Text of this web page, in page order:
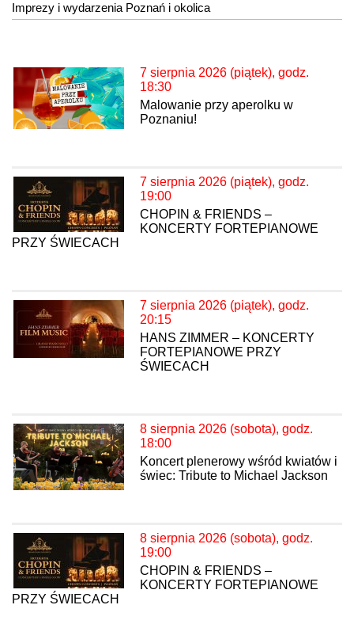
Imprezy i wydarzenia Poznań i okolica
7 sierpnia 2026 (piątek), godz.
18:30
Malowanie przy aperolku w
Poznaniu!
7 sierpnia 2026 (piątek), godz.
19:00
CHOPIN & FRIENDS –
KONCERTY FORTEPIANOWE
PRZY ŚWIECACH
7 sierpnia 2026 (piątek), godz.
20:15
HANS ZIMMER – KONCERTY
FORTEPIANOWE PRZY
ŚWIECACH
8 sierpnia 2026 (sobota), godz.
18:00
Koncert plenerowy wśród kwiatów i
świec: Tribute to Michael Jackson
8 sierpnia 2026 (sobota), godz.
19:00
CHOPIN & FRIENDS –
KONCERTY FORTEPIANOWE
PRZY ŚWIECACH